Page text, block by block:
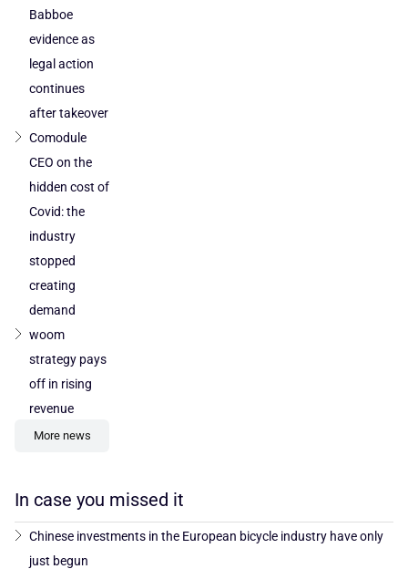
Babboe
evidence as
legal action
continues
after takeover
Comodule
CEO on the
hidden cost of
Covid: the
industry
stopped
creating
demand
woom
strategy pays
off in rising
revenue
More news
In case you missed it
Chinese investments in the European bicycle industry have only
just begun